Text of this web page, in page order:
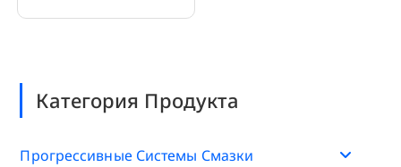
Категория Продукта
Прогрессивные Системы Смазки